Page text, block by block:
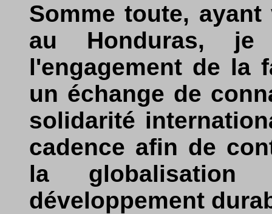
Somme toute,
au Honduras, je
l'engagement de la
un échange de
solidarité
cadence afin de
la
développement